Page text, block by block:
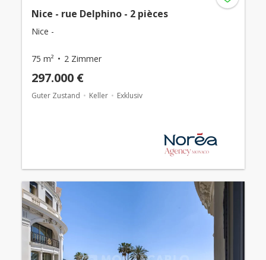
Nice - rue Delphino - 2 pièces
Nice -
75 m² 2 Zimmer
297.000 €
Guter Zustand Keller Exklusiv